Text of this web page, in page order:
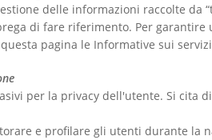
delle informazioni raccolte da
di fare riferimento. Per garantire
pagina le Informative sui
per la privacy dell'utente. Si cita
e profilare gli utenti durante la